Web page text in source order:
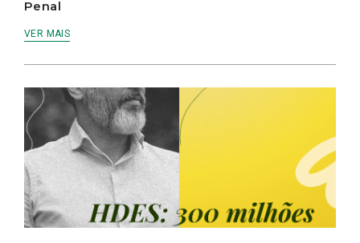
Penal
VER MAIS